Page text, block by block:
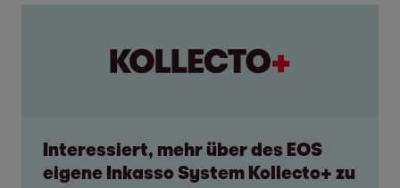
Interessiert, mehr über des EOS
eigene Inkasso System Kollecto+ zu